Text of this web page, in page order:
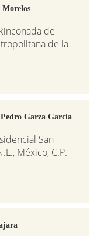
Morelos
de
de la
Garza García
San
México, C.P.